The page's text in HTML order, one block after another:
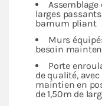
larges
barnum pliant
Murs
besoin
Porte
de qualité,
maintien en
de 1,50m de